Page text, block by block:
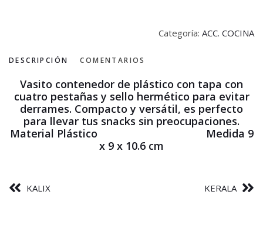
Categoría: ACC. COCINA
DESCRIPCIÓN COMENTARIOS
Vasito contenedor de plástico con tapa con
cuatro pestañas y sello hermético para evitar
derrames. Compacto y versátil, es perfecto
para llevar tus snacks sin preocupaciones.
Material Plástico Medida 9
x 9 x 10.6 cm
KALIX KERALA